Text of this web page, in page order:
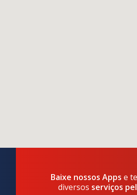
Baixe nossos Appse
diversos serviços